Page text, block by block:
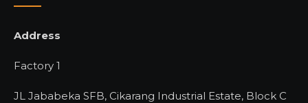
Address
Factory 1
JL Jababeka SFB, Cikarang Industrial Estate, Block C